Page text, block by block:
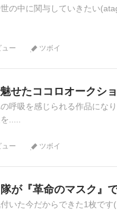
世の中に関与していきたい
ュー ツボイ
魅せたココロオークシ
の呼吸を感じられる作品に
.....
ュー ツボイ
が『革命のマスク』
付いた今だからできた1枚で